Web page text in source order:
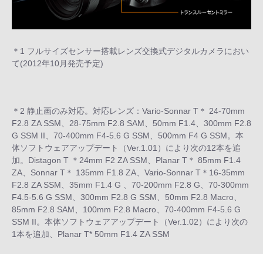
＊1 フルサイズセンサー搭載レンズ交換式デジタルカメラにおい
て(2012年10月発売予定)
＊2 静止画のみ対応。対応レンズ：Vario-Sonnar T＊ 24-70mm
F2.8 ZA SSM、28-75mm F2.8 SAM、50mm F1.4、300mm F2.8
G SSM II、70-400mm F4-5.6 G SSM、500mm F4 G SSM。本
体ソフトウェアアップデート（Ver.1.01）により次の12本を追
加。Distagon T ＊24mm F2 ZA SSM、Planar T＊ 85mm F1.4
ZA、Sonnar T＊ 135mm F1.8 ZA、Vario-Sonnar T＊16-35mm
F2.8 ZA SSM、35mm F1.4 G 、70-200mm F2.8 G、70-300mm
F4.5-5.6 G SSM、300mm F2.8 G SSM、50mm F2.8 Macro、
85mm F2.8 SAM、100mm F2.8 Macro、70-400mm F4-5.6 G
SSM II。本体ソフトウェアアップデート（Ver.1.02）により次の
1本を追加、Planar T* 50mm F1.4 ZA SSM